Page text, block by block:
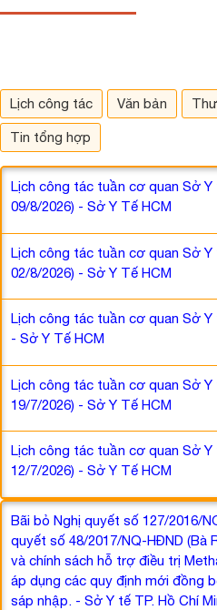
Lịch công tác Văn bản
Tin tổng hợp
Lịch công tác tuần cơ quan Sở Y
09/8/2026) - Sở Y Tế HCM
Lịch công tác tuần cơ quan Sở Y
02/8/2026) - Sở Y Tế HCM
Lịch công tác tuần cơ quan Sở Y
- Sở Y Tế HCM
Lịch công tác tuần cơ quan Sở Y
19/7/2026) - Sở Y Tế HCM
Lịch công tác tuần cơ quan Sở Y
12/7/2026) - Sở Y Tế HCM
Bãi bỏ Nghị quyết số 127/2016/
quyết số 48/2017/NQ-HĐND (Bà
và chính sách hỗ trợ điều trị
áp dụng các quy định mới đồng
sáp nhập. - Sở Y tế TP. Hồ Chí